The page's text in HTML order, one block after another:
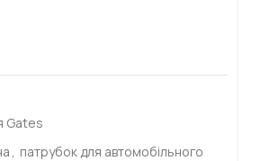
Gates
, патрубок для автомобільного